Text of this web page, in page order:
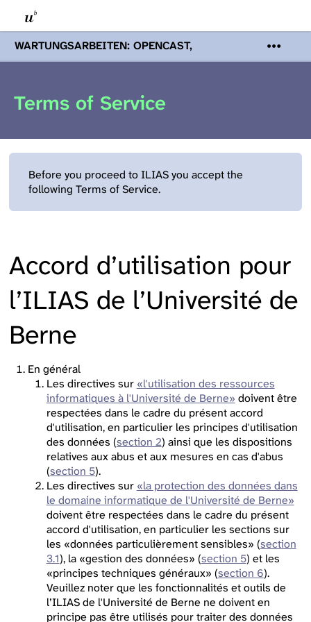
WARTUNGSARBEITEN: OPENCAST,
PODCASTS & TOBIRA
Mi 19. August
Servern werden Ihnen Podcasts,
Terms of Service
Before you proceed to ILIAS you accept the
following Terms of Service.
Accord d’utilisation pour
l’ILIAS de l’Université de
Berne
En général
Les directives sur «l'utilisation des ressources
informatiques à l'Université de Berne» doivent être
respectées dans le cadre du présent accord
d'utilisation, en particulier les principes d'utilisation
des données (section 2) ainsi que les dispositions
relatives aux abus et aux mesures en cas d'abus
(section 5).
Les directives sur «la protection des données dans
le domaine informatique de l'Université de Berne»
doivent être respectées dans le cadre du présent
accord d'utilisation, en particulier les sections sur
les «données particulièrement sensibles» (section
3.1), la «gestion des données» (section 5) et les
«principes techniques généraux» (section 6).
Veuillez noter que les fonctionnalités et outils de
l’ILIAS de l'Université de Berne ne doivent en
principe pas être utilisés pour traiter des données